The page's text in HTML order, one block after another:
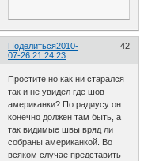
Поделиться 42
2010-
07-26 21:24:23
Простите но как ни старался
так и не увидел где шов
американки? По радиусу он
конечно должен там быть, а
так видимые швы вряд ли
собраны американкой. Во
всяком случае представить